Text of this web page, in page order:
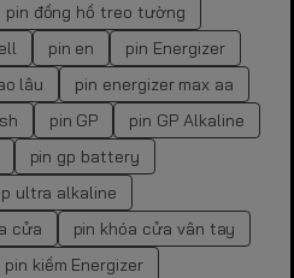
pin đồng hồ treo tường
pin en
pin Energizer
lâu
pin energizer max aa
pin GP
pin GP Alkaline
pin gp battery
ultra alkaline
cửa
pin khóa cửa vân tay
pin kiềm Energizer